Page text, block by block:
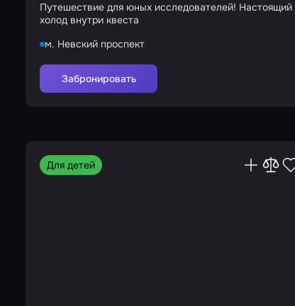
Путешествие для юных исследователей! Настоящий
холод внутри квеста
м. Невский проспект
Забронировать
Для детей